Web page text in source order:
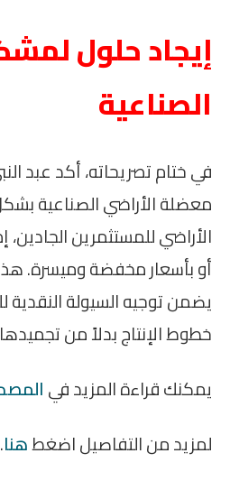
إيجاد حلول
الصناعية
في ختام تصريحاته، أكد عبد
معضلة الأراضي الصناعية
الأراضي للمستثمرين الجادين،
أو بأسعار مخفضة وميسرة.
يضمن توجيه السيولة النقدية
خطوط الإنتاج بدلاً من
يمكنك قراءة المزيد في
لمزيد من التفاصيل اضغطهنا.